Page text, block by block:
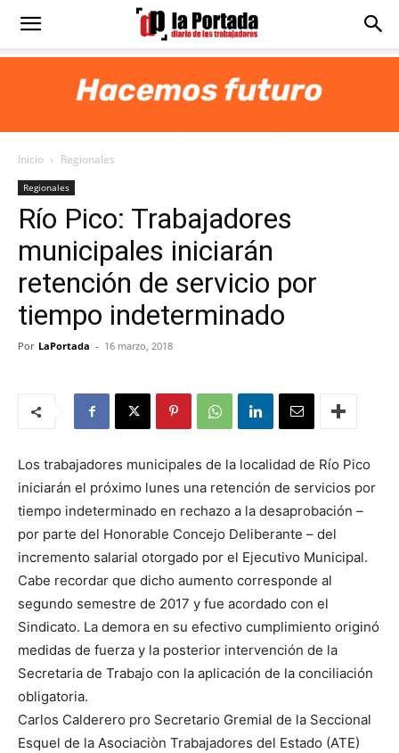
Diario
Portada
Inicio Regionales
Regionales
Río Pico: Trabajadores
municipales iniciarán
retención de servicio por
tiempo indeterminado
Por LaPortada - 16 marzo, 2018
Los trabajadores municipales de la localidad de Río Pico
iniciarán el próximo lunes una retención de servicios por
tiempo indeterminado en rechazo a la desaprobación –
por parte del Honorable Concejo Deliberante – del
incremento salarial otorgado por el Ejecutivo Municipal.
Cabe recordar que dicho aumento corresponde al
segundo semestre de 2017 y fue acordado con el
Sindicato. La demora en su efectivo cumplimiento originó
medidas de fuerza y la posterior intervención de la
Secretaria de Trabajo con la aplicación de la conciliación
obligatoria.
Carlos Calderero pro Secretario Gremial de la Seccional
Esquel de la Asociaciòn Trabajadores del Estado (ATE)